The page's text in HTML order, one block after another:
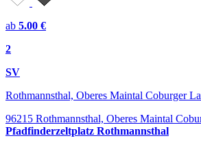
ab 5.00 €
2
SV
Rothmannsthal, Oberes Maintal Coburger
96215 Rothmannsthal, Oberes Maintal
Pfadfinderzeltplatz Rothmannsthal